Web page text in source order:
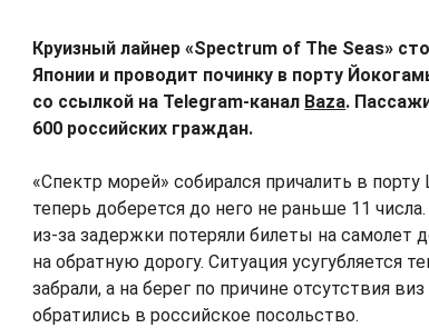
Круизный лайнер «Spectrum of The Seas»
Японии и проводит починку в порту
со ссылкой на Telegram-канал Baza.
600 российских граждан.
«Спектр морей» собирался причалить в порту
теперь доберется до него не раньше 11
из-за задержки потеряли билеты на самолет
на обратную дорогу. Ситуация усугубляется
забрали, а на берег по причине отсутствия
обратились в российское посольство.